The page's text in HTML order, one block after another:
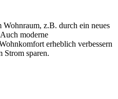
Wohnraum, z.B. durch ein neues
moderne
erheblich verbessern
sparen.